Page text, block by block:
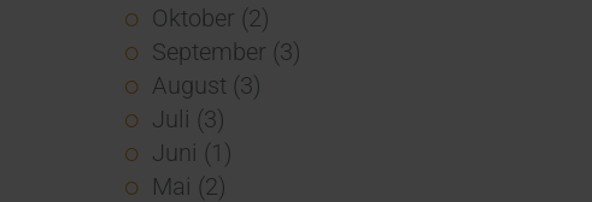
Oktober (2)
September (3)
August (3)
Juli (3)
Juni (1)
Mai (2)